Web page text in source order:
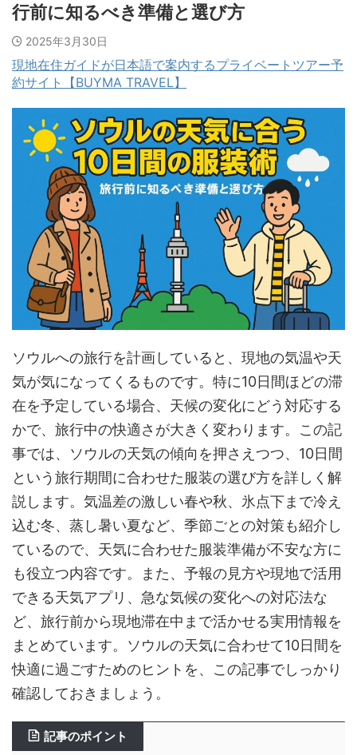
行前に知るべき準備と選び方
2025年3月30日
現地在住ガイドが日本語で案内するプライベートツアー予
約サイト【BUYMA TRAVEL】
ソウルへの旅行を計画していると、現地の気温や天
気が気になってくるものです。特に10日間ほどの滞
在を予定している場合、天候の変化にどう対応する
かで、旅行中の快適さが大きく変わります。この記
事では、ソウルの天気の傾向を押さえつつ、10日間
という旅行期間に合わせた服装の選び方を詳しく解
説します。気温差の激しい春や秋、氷点下まで冷え
込む冬、蒸し暑い夏など、季節ごとの対策も紹介し
ているので、天気に合わせた服装準備が不安な方に
も役立つ内容です。また、予報の見方や現地で活用
できる天気アプリ、急な気候の変化への対応法な
ど、旅行前から現地滞在中まで活かせる実用情報を
まとめています。ソウルの天気に合わせて10日間を
快適に過ごすためのヒントを、この記事でしっかり
確認しておきましょう。
記事のポイント